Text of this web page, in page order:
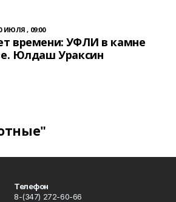
ИЮЛЯ , 09:00
времени: УФЛИ в камне
Юлдаш Ураксин
Телефон
8-(347) 272-60-66